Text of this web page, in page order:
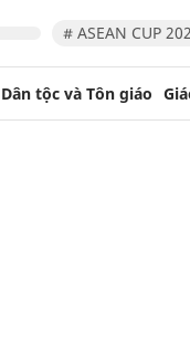
# ASEAN CUP
Dân tộc và Tôn giáo